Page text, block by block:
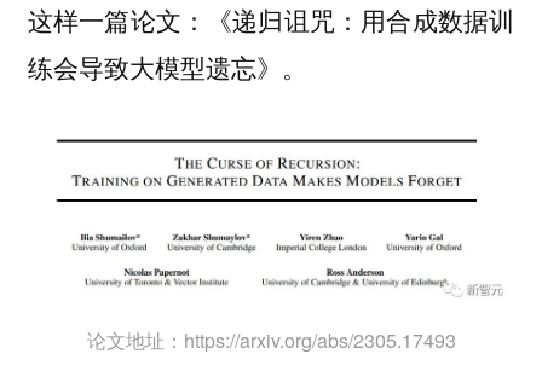
这样一篇论文：《递归诅咒：用合成数据训
练会导致大模型遗忘》。
论文地址：https://arxiv.org/abs/2305.17493